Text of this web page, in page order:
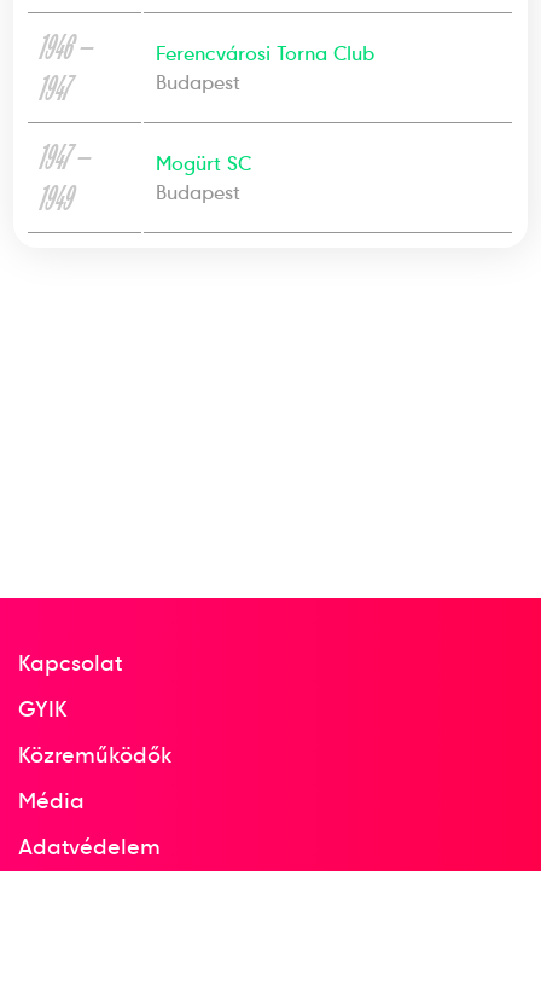
1946 —
1947
Ferencvárosi Torna Club
Budapest
1947 —
1949
Mogürt SC
Budapest
Kapcsolat
GYIK
Közreműködők
Média
Adatvédelem